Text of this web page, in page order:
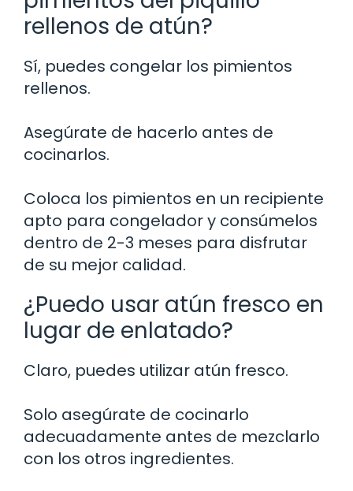
rellenos de atún?
Sí, puedes congelar los pimientos
rellenos.
Asegúrate de hacerlo antes de
cocinarlos.
Coloca los pimientos en un recipiente
apto para congelador y consúmelos
dentro de 2-3 meses para disfrutar
de su mejor calidad.
¿Puedo usar atún fresco en
lugar de enlatado?
Claro, puedes utilizar atún fresco.
Solo asegúrate de cocinarlo
adecuadamente antes de mezclarlo
con los otros ingredientes.